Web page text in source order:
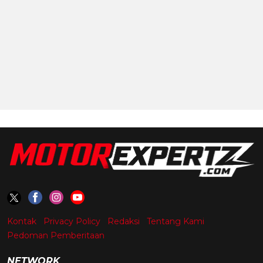
Kontak Privacy Policy Redaksi
Tentang Kami
Pedoman Pemberitaan